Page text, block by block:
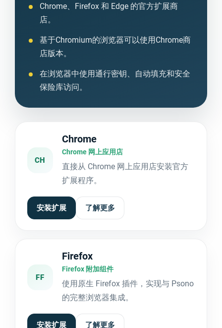
Chrome、Firefox 和 Edge 的官方扩展商
店。
基于Chromium的浏览器可以使用Chrome商
店版本。
在浏览器中使用通行密钥、自动填充和安全
保险库访问。
CH
Chrome
Chrome 网上应用店
直接从 Chrome 网上应用店安装官方
扩展程序。
安装扩展 了解更多
FF
Firefox
Firefox 附加组件
使用原生 Firefox 插件，实现与 Psono
的完整浏览器集成。
安装扩展 了解更多